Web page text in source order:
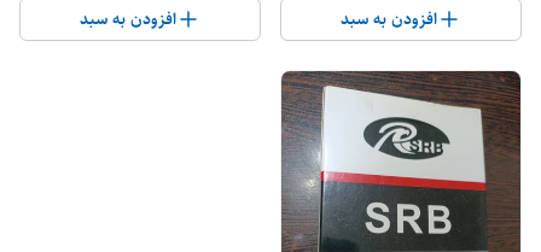
افزودن به سبد افزودن به سبد